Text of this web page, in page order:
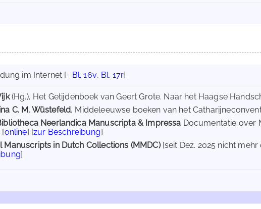
im Internet [= Bl. 16v, Bl. 17r]
(Hg.), Het Getijdenboek van Geert Grote. Naar het Haagse
C. M. Wüstefeld, Middeleeuwse boeken van het
Neerlandica Manuscripta & Impressa Documentatie over
[online] [zur Beschreibung]
Manuscripts in Dutch Collections (MMDC)[seit Dez. 2025 nicht
]